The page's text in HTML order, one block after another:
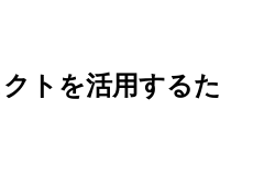
トを活用するた